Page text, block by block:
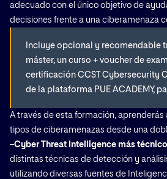
adecuado con el único objetivo de
decisiones frente a una ciberamenaza
Incluye opcional y recomendable
máster, un curso + voucher de
certificación CCST Cybersecurity
de la plataforma PUE ACADEMY,
A través de esta formación, aprenderás
tipos de ciberamenazas desde una
–Cyber Threat Intelligence más
distintas técnicas de detección y
utilizando diversas fuentes de